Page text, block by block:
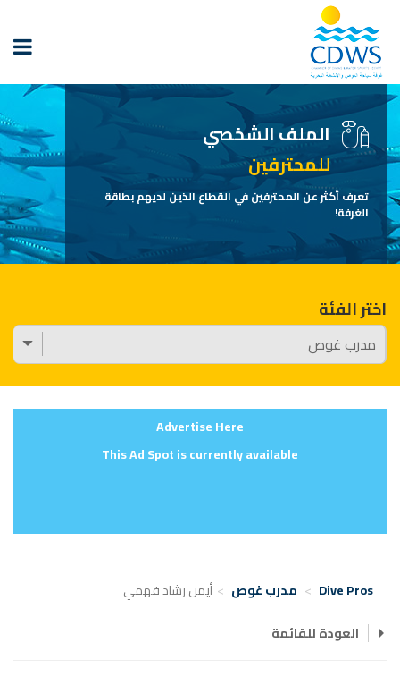
الملف الشخصي
للمحترفين
تعرف أكثر عن المحترفين في القطاع الذين لديهم بطاقة
الغرفة!
اختر الفئة
Advertise Here
This Ad Spot is currently available
Dive Pros مدرب غوص
أيمن رشاد فهمي
العودة للقائمة